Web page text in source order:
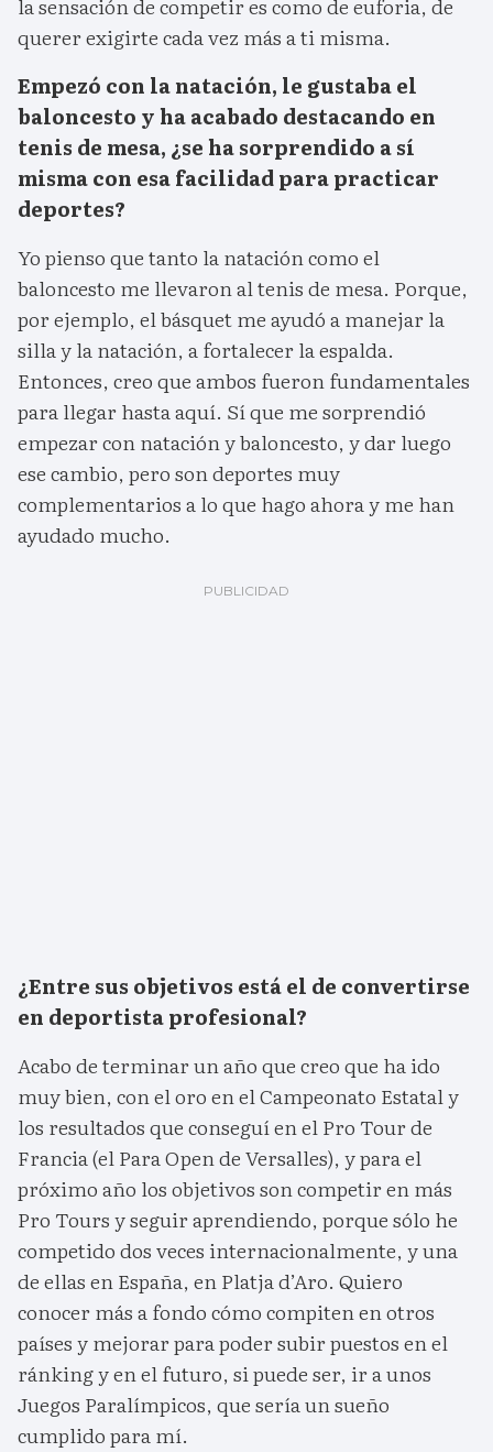
la sensación de competir es como de euforia, de
querer exigirte cada vez más a ti misma.
Empezó con la natación, le gustaba el
baloncesto y ha acabado destacando en
tenis de mesa, ¿se ha sorprendido a sí
misma con esa facilidad para practicar
deportes?
Yo pienso que tanto la natación como el
baloncesto me llevaron al tenis de mesa. Porque,
por ejemplo, el básquet me ayudó a manejar la
silla y la natación, a fortalecer la espalda.
Entonces, creo que ambos fueron fundamentales
para llegar hasta aquí. Sí que me sorprendió
empezar con natación y baloncesto, y dar luego
ese cambio, pero son deportes muy
complementarios a lo que hago ahora y me han
ayudado mucho.
¿Entre sus objetivos está el de convertirse
en deportista profesional?
Acabo de terminar un año que creo que ha ido
muy bien, con el oro en el Campeonato Estatal y
los resultados que conseguí en el Pro Tour de
Francia (el Para Open de Versalles), y para el
próximo año los objetivos son competir en más
Pro Tours y seguir aprendiendo, porque sólo he
competido dos veces internacionalmente, y una
de ellas en España, en Platja d’Aro. Quiero
conocer más a fondo cómo compiten en otros
países y mejorar para poder subir puestos en el
ránking y en el futuro, si puede ser, ir a unos
Juegos Paralímpicos, que sería un sueño
cumplido para mí.